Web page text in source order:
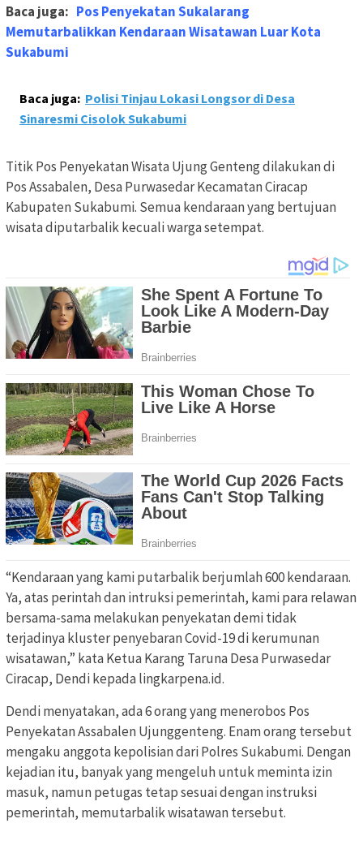
Baca juga: Pos Penyekatan Sukalarang
Memutarbalikkan Kendaraan Wisatawan Luar Kota
Sukabumi
Baca juga: Polisi Tinjau Lokasi Longsor di Desa
Sinaresmi Cisolok Sukabumi
Titik Pos Penyekatan Wisata Ujung Genteng dilakukan di
Pos Assabalen, Desa Purwasedar Kecamatan Ciracap
Kabupaten Sukabumi. Semua kendaraan yang bertujuan
wisata diputarbalik kecuali warga setempat.
“Kendaraan yang kami putarbalik berjumlah 600 kendaraan.
Ya, atas perintah dan intruksi pemerintah, kami para relawan
bersama-sama melakukan penyekatan demi tidak
terjadinya kluster penyebaran Covid-19 di kerumunan
wisatawan,” kata Ketua Karang Taruna Desa Purwasedar
Ciracap, Dendi kepada lingkarpena.id.
Dendi menyatakan, ada 6 orang yang menerobos Pos
Penyekatan Assabalen Ujunggenteng. Enam orang tersebut
mengaku anggota kepolisian dari Polres Sukabumi. Dengan
kejadian itu, banyak yang mengeluh untuk meminta izin
masuk, namun petugas tetap sesuai dengan instruksi
pemerintah, memutarbalik wisatawan tersebut.